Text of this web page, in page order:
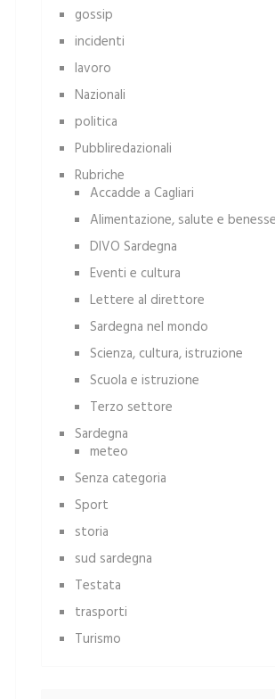
gossip
incidenti
lavoro
Nazionali
politica
Pubbliredazionali
Rubriche
Accadde a Cagliari
Alimentazione, salute e
DIVO Sardegna
Eventi e cultura
Lettere al direttore
Sardegna nel mondo
Scienza, cultura, istruzione
Scuola e istruzione
Terzo settore
Sardegna
meteo
Senza categoria
Sport
storia
sud sardegna
Testata
trasporti
Turismo